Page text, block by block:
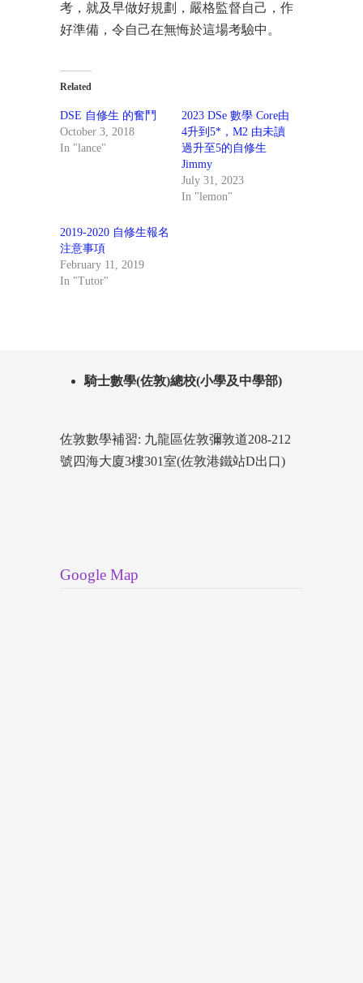
考，就及早做好規劃，嚴格監督自己，作
好準備，令自己在無悔於這場考驗中。
Related
DSE 自修生 的奮鬥
October 3, 2018
In "lance"
2023 DSe 數學 Core由
4升到5*，M2 由未讀
過升至5的自修生
Jimmy
July 31, 2023
In "lemon"
2019-2020 自修生報名
注意事項
February 11, 2019
In "Tutor"
騎士數學(佐敦)總校(小學及中學部)
佐敦數學補習: 九龍區佐敦彌敦道208-212
號四海大廈3樓301室(佐敦港鐵站D出口)
Google Map